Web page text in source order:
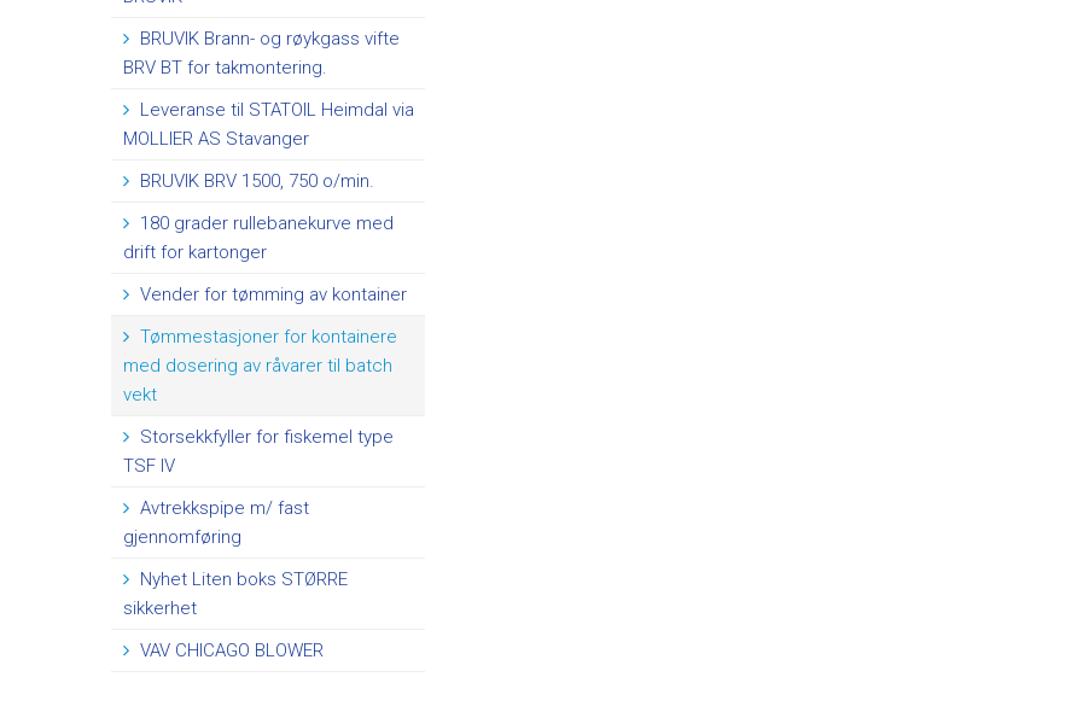
BRUVIK Brann- og røykgass vifte
BRV BT for takmontering.
Leveranse til STATOIL Heimdal via
MOLLIER AS Stavanger
BRUVIK BRV 1500, 750 o/min.
180 grader rullebanekurve med
drift for kartonger
Vender for tømming av kontainer
Tømmestasjoner for kontainere
med dosering av råvarer til batch
vekt
Storsekkfyller for fiskemel type
TSF IV
Avtrekkspipe m/ fast
gjennomføring
Nyhet Liten boks STØRRE
sikkerhet
VAV CHICAGO BLOWER